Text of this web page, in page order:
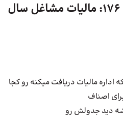
قسمت ۱۷۶: مالیات مشاغل سال
۲۵ درصدی که اداره مالیات دریافت میکنه رو کجا
اصناف
دید جدولش رو